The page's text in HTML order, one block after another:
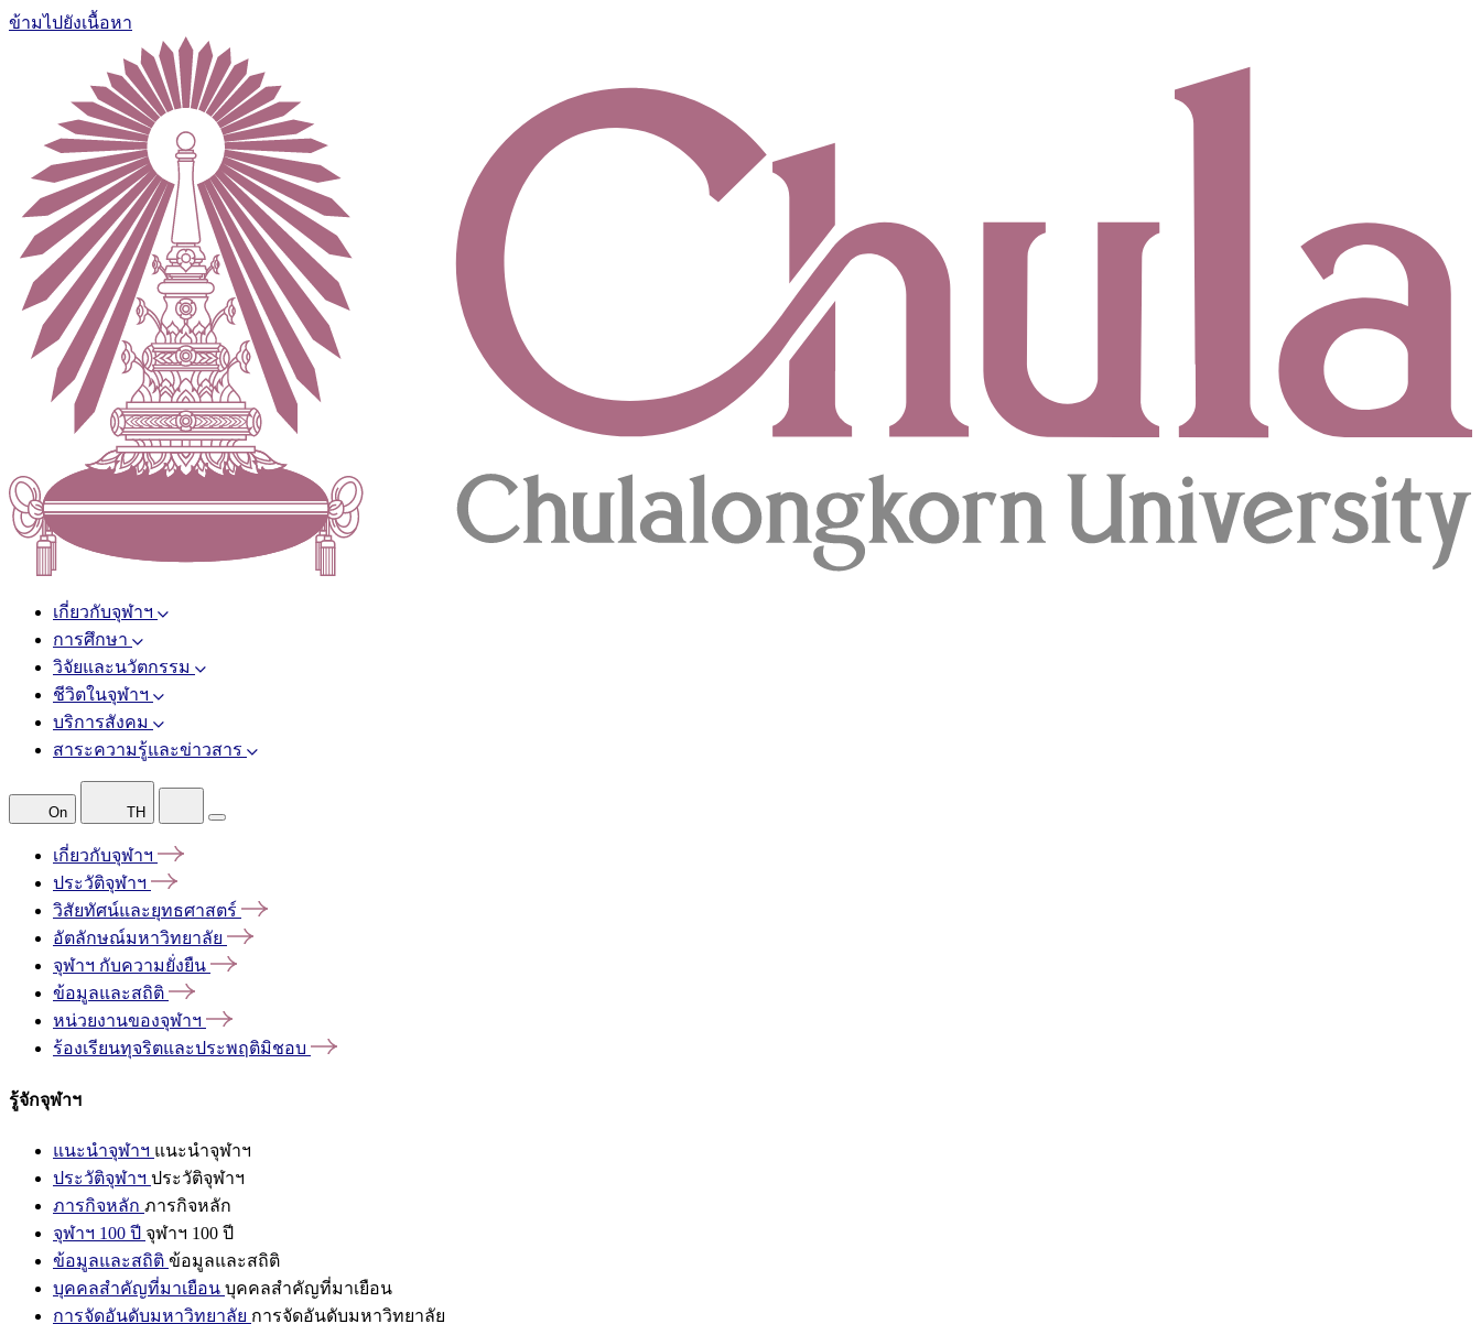
ข้ามไปยังเนื้อหา
เกี่ยวกับจุฬาฯ
การศึกษา
วิจัยและนวัตกรรม
ชีวิตในจุฬาฯ
บริการสังคม
สาระความรู้และข่าวสาร
On TH
เกี่ยวกับจุฬาฯ
ประวัติจุฬาฯ
วิสัยทัศน์และยุทธศาสตร์
อัตลักษณ์มหาวิทยาลัย
จุฬาฯ กับความยั่งยืน
ข้อมูลและสถิติ
หน่วยงานของจุฬาฯ
ร้องเรียนทุจริตและประพฤติมิชอบ
รู้จักจุฬาฯ
แนะนำจุฬาฯ แนะนำจุฬาฯ
ประวัติจุฬาฯ ประวัติจุฬาฯ
ภารกิจหลัก ภารกิจหลัก
จุฬาฯ 100 ปี จุฬาฯ 100 ปี
ข้อมูลและสถิติ ข้อมูลและสถิติ
บุคคลสำคัญที่มาเยือน บุคคลสำคัญที่มาเยือน
การจัดอันดับมหาวิทยาลัย การจัดอันดับมหาวิทยาลัย